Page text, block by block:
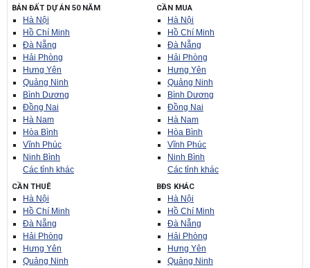
BÁN ĐẤT DỰ ÁN 50 NĂM
Hà Nội
Hồ Chí Minh
Đà Nẵng
Hải Phòng
Hưng Yên
Quảng Ninh
Bình Dương
Đồng Nai
Hà Nam
Hòa Bình
Vĩnh Phúc
Ninh Bình
Các tỉnh khác
CẦN MUA
Hà Nội
Hồ Chí Minh
Đà Nẵng
Hải Phòng
Hưng Yên
Quảng Ninh
Bình Dương
Đồng Nai
Hà Nam
Hòa Bình
Vĩnh Phúc
Ninh Bình
Các tỉnh khác
CẦN THUÊ
Hà Nội
Hồ Chí Minh
Đà Nẵng
Hải Phòng
Hưng Yên
Quảng Ninh
BĐS KHÁC
Hà Nội
Hồ Chí Minh
Đà Nẵng
Hải Phòng
Hưng Yên
Quảng Ninh